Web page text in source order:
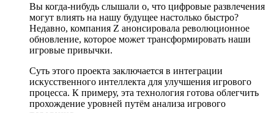
Вы когда-нибудь слышали о, что цифровые развлечения
могут влиять на нашу будущее настолько быстро?
Недавно, компания Z анонсировала революционное
обновление, которое может трансформировать наши
игровые привычки.
Суть этого проекта заключается в интеграции
искусственного интеллекта для улучшения игрового
процесса. К примеру, эта технология готова облегчить
прохождение уровней путём анализа игрового